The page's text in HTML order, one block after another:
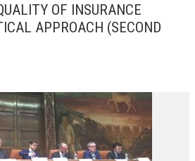
OF INSURANCE
APPROACH (SECOND